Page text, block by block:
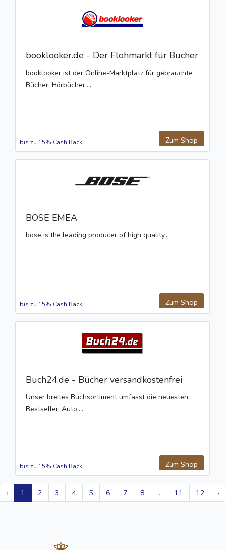
booklooker.de - Der Flohmarkt für Bücher
booklooker ist der Online-Marktplatz für gebrauchte
Bücher, Hörbücher,...
Zum Shop
bis zu 15% Cash Back
BOSE EMEA
bose is the leading producer of high quality...
Zum Shop
bis zu 15% Cash Back
Buch24.de - Bücher versandkostenfrei
Unser breites Buchsortiment umfasst die neuesten
Bestseller, Auto,...
Zum Shop
bis zu 15% Cash Back
‹ 1 2 3 4 5 6 7 8 ... 11 12 ›